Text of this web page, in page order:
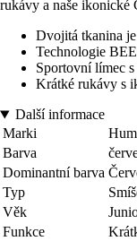
rukávy a naše ikonické
Dvojitá tkanina
Technologie
Sportovní límec
Krátké rukávy s
Další informace
Marki
Barva
Dominantní barva
Typ
Věk
Funkce